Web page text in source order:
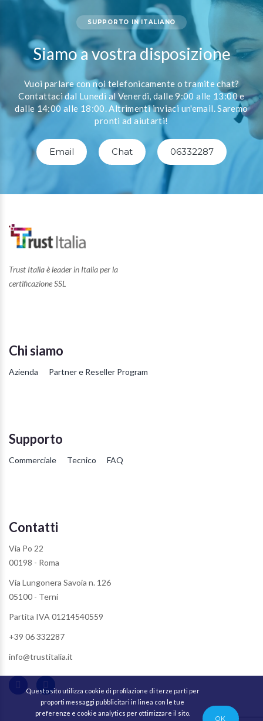
Questo sito utilizza cookie di profilazione di terze parti per
proporti messaggi pubblicitari in linea con le tue
preferenze e cookie analytics per ottimizzare il sito.
OK
SUPPORTO IN ITALIANO
Siamo a vostra disposizione
Vuoi parlare con noi telefonicamente o tramite chat?
Contattaci dal Lunedì al Venerdì, dalle 9:00 alle 13:00 e
dalle 14:00 alle 18:00. Altrimenti inviaci un'email. Saremo
pronti ad aiutarti!
Email Chat 06332287
Trust Italia è leader in Italia per la
certificazione SSL
Chi siamo
Azienda Partner e Reseller Program
Supporto
Commerciale Tecnico FAQ
Contatti
Via Po 22
00198 - Roma
Via Lungonera Savoia n. 126
05100 - Terni
Partita IVA 01214540559
+39 06 332287
info@trustitalia.it